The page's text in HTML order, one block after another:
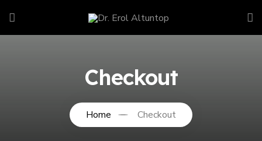
Checkout
Home Checkout